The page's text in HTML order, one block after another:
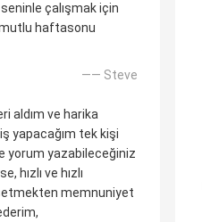
çalışmak için
haftasonu
—— Steve
aldım ve harika
yapacağım tek kişi
yorum yazabileceğiniz
hızlı ve hızlı
memnuniyet